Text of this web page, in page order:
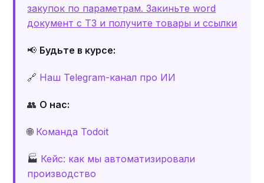
закупок по параметрам. Закиньте word
документ c ТЗ и получите товары и ссылки
📢 Будьте в курсе:
🔗 Наш Telegram-канал про ИИ
👥 О нас:
🌐 Команда Todoit
🏭 Кейс: как мы автоматизировали
производство